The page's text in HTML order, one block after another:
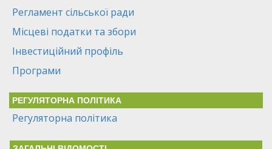
Регламент сільської ради
Місцеві податки та збори
Інвестиційний профіль
Програми
РЕГУЛЯТОРНА ПОЛІТИКА
Регуляторна політика